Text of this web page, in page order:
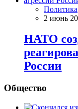
Политика
2 июнь
НАТО
России
Общество